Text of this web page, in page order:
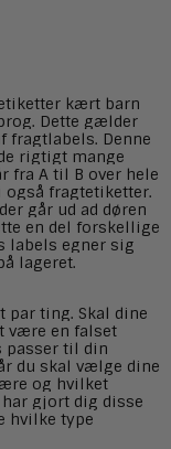
kært barn
Dette gælder
fragtlabels. Denne
rigtigt mange
fra A til B over hele
også fragtetiketter.
går ud ad døren
en del forskellige
labels egner sig
lageret.
ting. Skal dine
være en falset
passer til din
du skal vælge dine
og hvilket
gjort dig disse
hvilke type